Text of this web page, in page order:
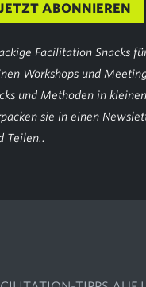
ABONNIEREN
Facilitation Snacks
Workshops und
und Methoden in
sie in einen
Teilen..